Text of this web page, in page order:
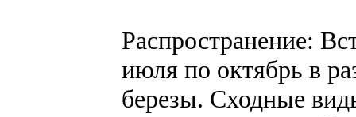
Распространение:
июля по октябрь в
березы. Сходные